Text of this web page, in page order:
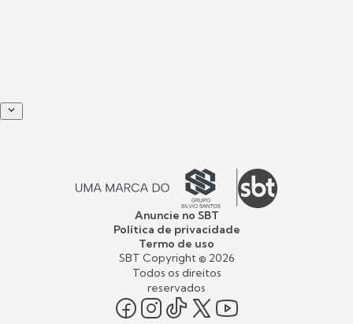
Anuncie no SBT
Política de privacidade
Termo de uso
SBT Copyright © 2026
Todos os direitos
reservados